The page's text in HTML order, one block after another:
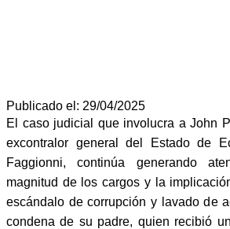
Publicado el: 29/04/2025
El caso judicial que involucra a John
excontralor general del Estado de
Faggionni, continúa generando
magnitud de los cargos y la
escándalo de corrupción y lavado de
condena de su padre, quien recibió